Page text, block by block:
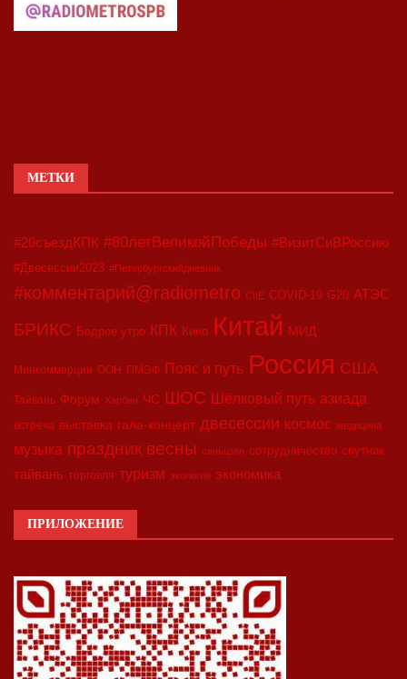
МЕТКИ
#20съездКПК #80летВеликойПобеды #ВизитСиВРоссию
#Двесессии2023 #Петербургскийдневник
#комментарий@radiometro CIIE COVID-19 G20 АТЭС
БРИКС Бодрое утро КПК Кино Китай МИД
Минкоммерции ООН ПМЭФ Пояс и путь Россия США
Тайвань Форум Харбин ЧС ШОС Шёлковый путь азиада
встреча выставка гала-концерт двесессии космос медицина
музыка праздник весны синьцзян сотрудничество спутник
тайвань торговля туризм экология экономика
ПРИЛОЖЕНИЕ